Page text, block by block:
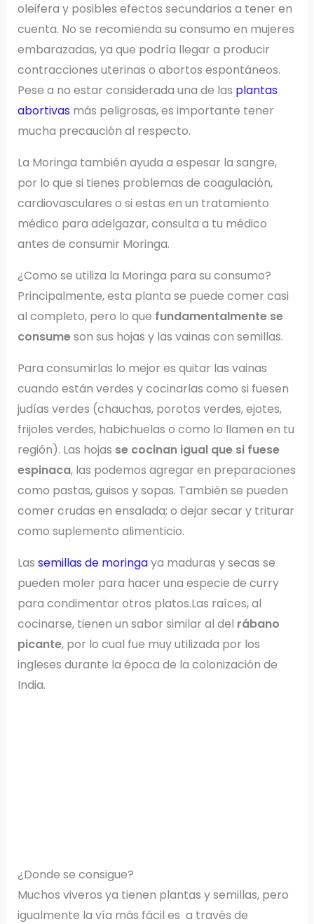
oleifera y posibles efectos secundarios a tener en
cuenta. No se recomienda su consumo en mujeres
embarazadas, ya que podría llegar a producir
contracciones uterinas o abortos espontáneos.
Pese a no estar considerada una de las plantas
abortivasmás peligrosas, es importante tener
mucha precaución al respecto.
La Moringa también ayuda a espesar la sangre,
por lo que si tienes problemas de coagulación,
cardiovasculares o si estas en un tratamiento
médico para adelgazar, consulta a tu médico
antes de consumir Moringa.
¿Como se utiliza la Moringa para su consumo?
Principalmente, esta planta se puede comer casi
al completo, pero lo que fundamentalmente se
consumeson sus hojas y las vainas con semillas.
Para consumirlas lo mejor es quitar las vainas
cuando están verdes y cocinarlas como si fuesen
judías verdes (chauchas, porotos verdes, ejotes,
frijoles verdes, habichuelas o como lo llamen en tu
región). Las hojas se cocinan igual que si fuese
espinaca, las podemos agregar en preparaciones
como pastas, guisos y sopas. También se pueden
comer crudas en ensalada; o dejar secar y triturar
como suplemento alimenticio.
Las semillas de moringaya maduras y secas se
pueden moler para hacer una especie de curry
para condimentar otros platos.Las raíces, al
cocinarse, tienen un sabor similar al del rábano
picante, por lo cual fue muy utilizada por los
ingleses durante la época de la colonización de
India.
¿Donde se consigue?
Muchos viveros ya tienen plantas y semillas, pero
igualmente la vía más fácil es a través de